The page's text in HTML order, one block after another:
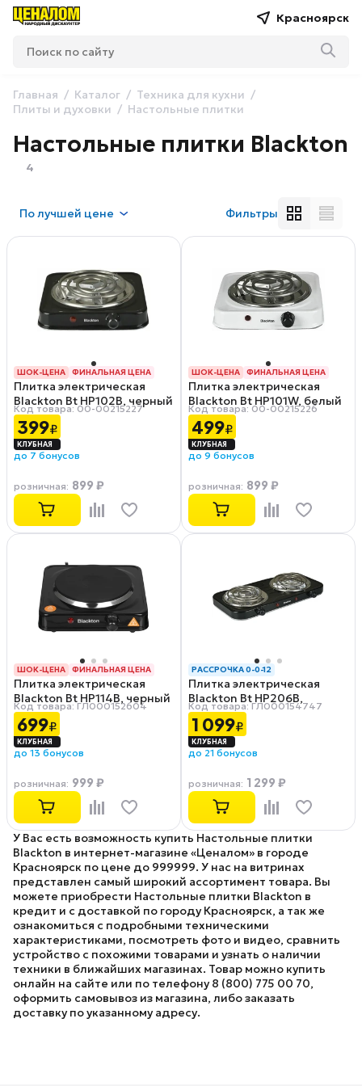
Красноярск
Главная Каталог
Техника для кухни
Плиты и духовки
Настольные плитки
Настольные плитки Blackton
4
Получшей цене Фильтры
ШОК-ЦЕНА
ФИНАЛЬНАЯ ЦЕНА
РАССРОЧКА 0-0-12
Плитка электрическая
Blackton Bt HP102B, черный
Код товара: 00-00215227
399₽
до 7 бонусов
розничная: 899 ₽
ШОК-ЦЕНА
ФИНАЛЬНАЯ ЦЕНА
РАССРОЧКА 0-0-12
Плитка электрическая
Blackton Bt HP101W, белый
Код товара: 00-00215226
499₽
до 9 бонусов
розничная: 899 ₽
ШОК-ЦЕНА
ФИНАЛЬНАЯ ЦЕНА
РАССРОЧКА 0-0-12
Плитка электрическая
Blackton Bt HP114B, черный
Код товара: ГЛ000152604
699₽
до 13 бонусов
розничная: 999 ₽
РАССРОЧКА 0-0-12
Плитка электрическая
Blackton Bt HP206B,
черный
Код товара: ГЛ000154747
1 099₽
до 21 бонусов
розничная: 1 299 ₽
У Вас есть возможность купить Настольные плитки
Blackton в интернет-магазине «Ценалом» в городе
Красноярск по цене до 999999. У нас на витринах
представлен самый широкий ассортимент товара. Вы
можете приобрести Настольные плитки Blackton в
кредит и с доставкой по городу Красноярск, а так же
ознакомиться с подробными техническими
характеристиками, посмотреть фото и видео, сравнить
устройство с похожими товарами и узнать о наличии
техники в ближайших магазинах. Товар можно купить
онлайн на сайте или по телефону 8 (800) 775 00 70,
оформить самовывоз из магазина, либо заказать
доставку по указанному адресу.